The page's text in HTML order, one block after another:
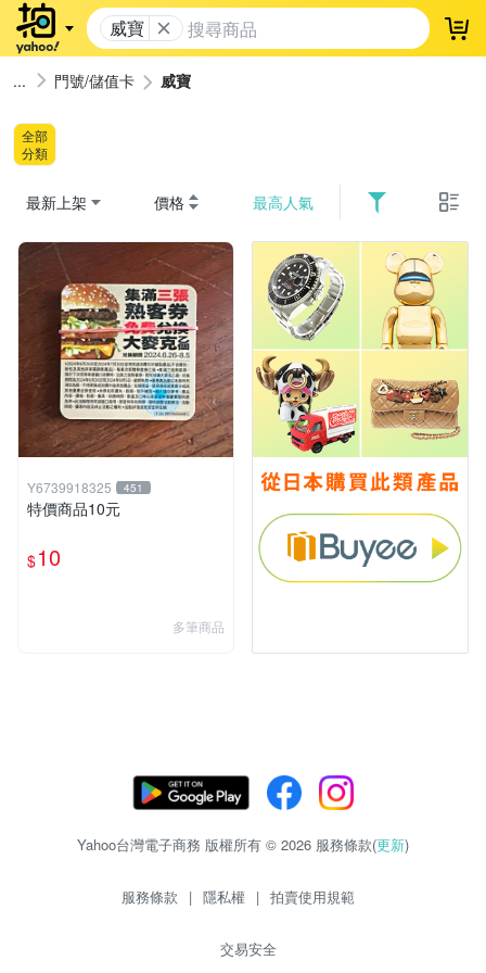
威寶 登
門號/儲值卡 威寶
全部
分類
最新上架 價格 最高人氣
Y6739918325 451
特價商品10元
$10
多筆商品
Yahoo台灣電子商務 版權所有 © 2026 服務條款(更新)
服務條款 | 隱私權 | 拍賣使用規範
交易安全